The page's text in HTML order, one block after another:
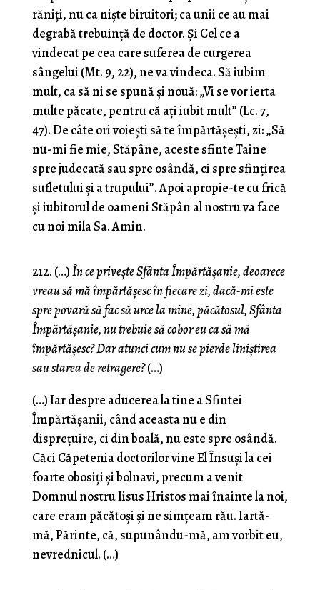
răniţi, nu ca nişte biru­itori; ca unii ce au mai
degrabă trebuinţă de doctor. Şi Cel ce a
vindecat pe cea care suferea de curgerea
sângelui (Mt. 9, 22), ne va vindeca. Să iubim
mult, ca să ni se spună şi nouă: „Vi se vor ierta
multe păcate, pentru că aţi iubit mult” (Lc. 7,
47). De câte ori voieşti să te împărtăşeşti, zi: „Să
nu-mi fie mie, Stăpâne, aceste sfinte Taine
spre judecată sau spre osândă, ci spre sfinţirea
sufletului şi a trupului”. Apoi apropie-te cu frică
şi iubitorul de oameni Stăpân al nostru va face
cu noi mila Sa. Amin.
212. (…)În ce priveşte Sfânta Împărtăşanie, deoarece
vreau să mă împărtăşesc în fiecare zi, dacă-mi este
spre povară să fac să urce la mine, păcătosul, Sfânta
Împărtăşanie, nu trebuie să cobor eu ca să mă
împărtăşesc? Dar atunci cum nu se pierde liniştirea
sau starea de retragere?(…)
(…) Iar despre aducerea la tine a Sfintei
Împărtăşanii, când aceasta nu e din
dispreţuire, ci din boală, nu este spre osândă.
Căci Căpetenia doctorilor vine El Însuşi la cei
foarte obosiţi şi bolnavi, precum a venit
Domnul nostru Iisus Hristos mai înainte la noi,
care eram păcătoşi şi ne simţeam rău. Iartă-
mă, Părinte, că, supunându-mă, am vorbit eu,
nevrednicul. (…)